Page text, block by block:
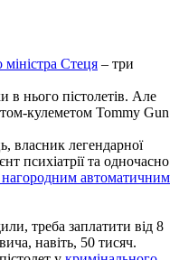
Стеця – три
в нього пістолетів. Але
кулеметом Tommy Gun
власник легендарної
психіатрії та одночасно
нагородним автоматичним
треба заплатити від 8
навіть, 50 тисяч.